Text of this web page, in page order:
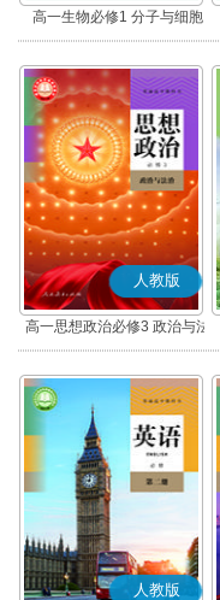
高一生物必修1 分子与细胞
人教版
高一思想政治必修3 政治与法
治(部编版)
人教版